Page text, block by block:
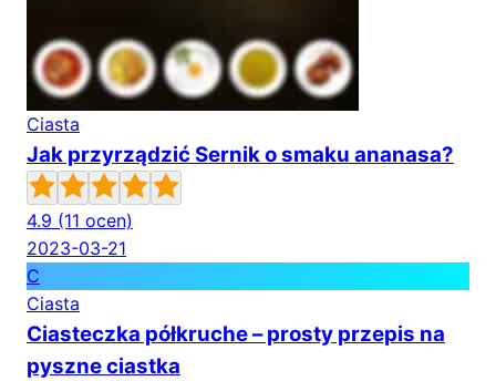
Ciasta
Jak przyrządzić Sernik o smaku ananasa?
4.9 (11 ocen)
2023-03-21
C
Ciasta
Ciasteczka półkruche – prosty przepis na
pyszne ciastka